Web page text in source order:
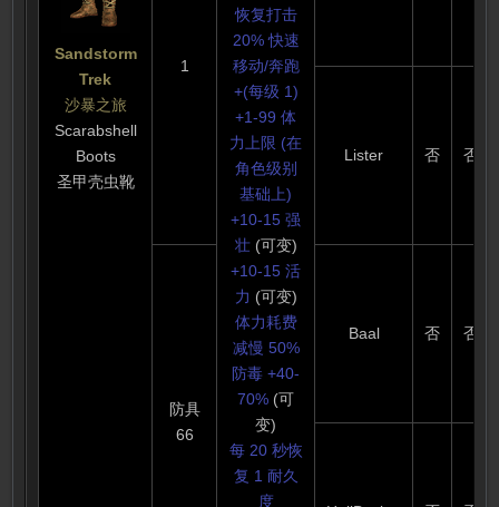
Sandstorm
Trek
沙暴之旅
Scarabshell
Boots
圣甲壳虫靴
恢复打击
20% 快速
移动/奔跑
+(每级 1)
+1-99 体
力上限 (在
角色级别
基础上)
+10-15 强
壮(可变)
+10-15 活
力 (可变)
体力耗费
减慢 50%
防毒 +40-
70% (可
变)
每 20 秒恢
复 1 耐久
度
1
Lister 否 否
防具
66
Baal 否 否